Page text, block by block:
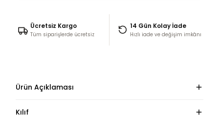
Ücretsiz Kargo
Tüm siparişlerde ücretsiz
14 Gün Kolay İade
Hızlı iade ve değişim imkânı
Ürün Açıklaması
Kılıf